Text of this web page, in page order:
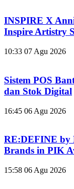
INSPIRE X
Inspire Artistry
10:33 07 Agu 2026
Sistem POS
dan Stok Digital
16:45 06 Agu 2026
RE:DEFINE by
Brands in PIK
15:58 06 Agu 2026